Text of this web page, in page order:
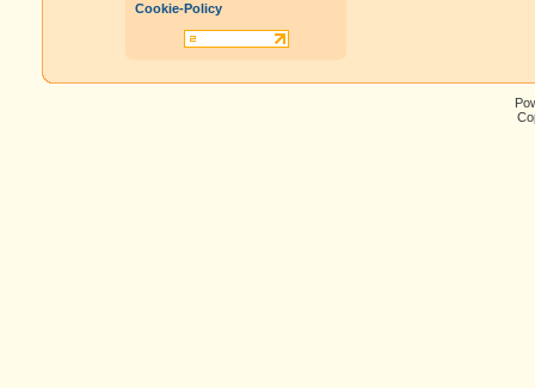
Cookie-Policy